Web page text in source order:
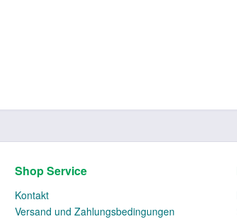
Shop Service
Kontakt
Versand und Zahlungsbedingungen